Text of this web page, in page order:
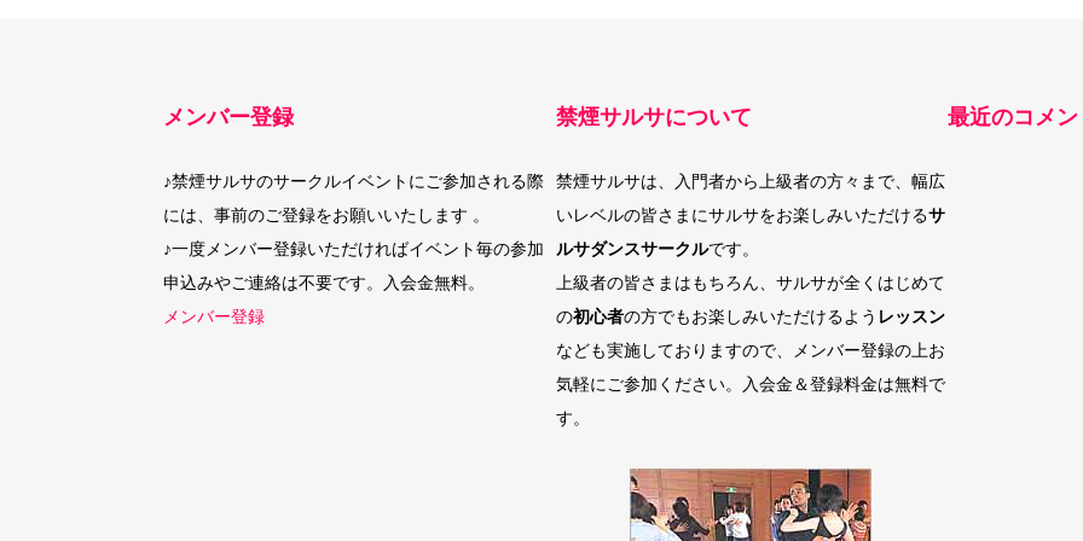
メンバー登録
♪禁煙サルサのサークルイベントにご参加される際
には、事前のご登録をお願いいたします 。
♪一度メンバー登録いただければイベント毎の参加
申込みやご連絡は不要です。入会金無料。
メンバー登録
禁煙サルサについて
禁煙サルサは、入門者から上級者の方々まで、幅広
いレベルの皆さまにサルサをお楽しみいただけるサ
ルサダンスサークルです。
上級者の皆さまはもちろん、サルサが全くはじめて
の初心者の方でもお楽しみいただけるよう レッスン
なども実施しておりますので、メンバー登録の上お
気軽にご参加ください。入会金＆登録料金は無料で
す。
最近のコメン